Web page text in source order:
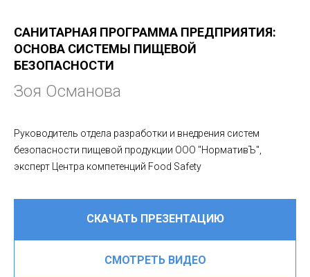
САНИТАРНАЯ ПРОГРАММА ПРЕДПРИЯТИЯ:
ОСНОВА СИСТЕМЫ ПИЩЕВОЙ
БЕЗОПАСНОСТИ
Зоя Османова
Руководитель отдела разработки и внедрения систем
безопасности пищевой продукции ООО "НормативЪ",
эксперт Центра компетенций Food Safety
СКАЧАТЬ ПРЕЗЕНТАЦИЮ
СМОТРЕТЬ ВИДЕО